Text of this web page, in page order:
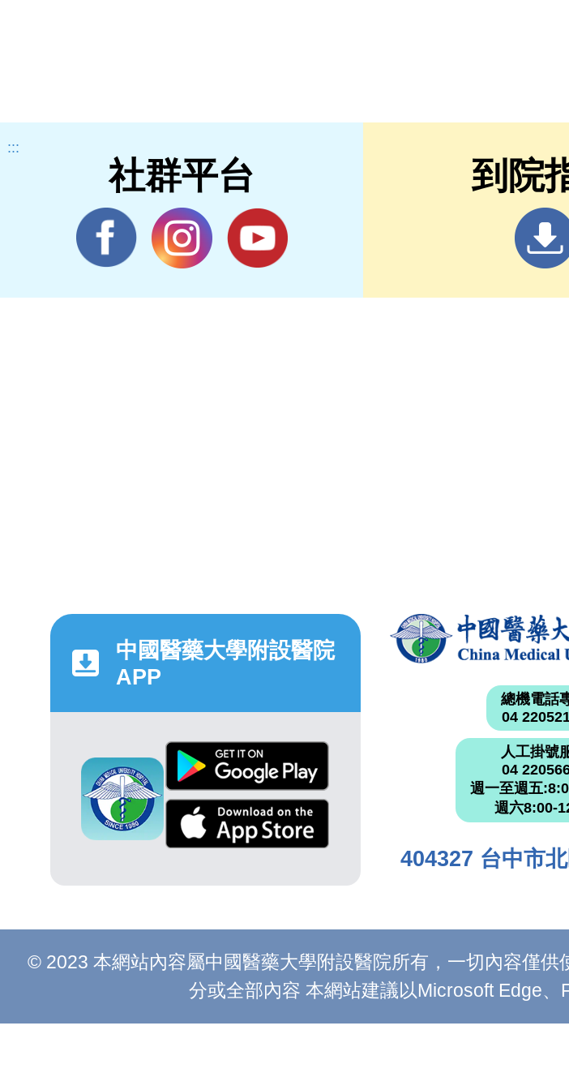
:::
社群平台 到院
中國醫藥大學附設醫院
APP
總機電話
04
人工掛號
04
週一至週五
週六8:00-
404327 台中市
© 2023 本網站內容屬中國醫藥大學附設醫院所有，一切內容僅
分或全部內容 本網站建議以Microsoft Edge、